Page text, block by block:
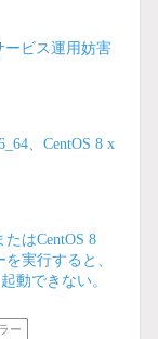
ービス運用妨害
、CentOS 8 x
はCentOS 8
実行すると、
動できない。
ー